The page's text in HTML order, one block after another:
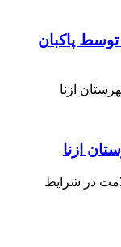
توسط پاکبان
ازنا